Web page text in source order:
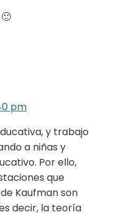
pm
y trabajo
a niñas y
Por ello,
que
Kaufman son
decir, la teoría